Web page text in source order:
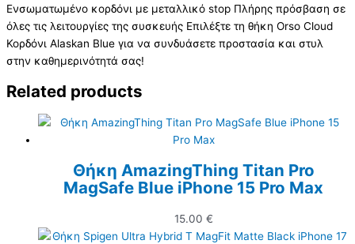
Ενσωματωμένο κορδόνι με μεταλλικό stop Πλήρης πρόσβαση σε
όλες τις λειτουργίες της συσκευής Επιλέξτε τη θήκη Orso Cloud
Κορδόνι Alaskan Blue για να συνδυάσετε προστασία και στυλ
στην καθημερινότητά σας!
Related products
Θήκη AmazingThing Titan Pro
MagSafe Blue iPhone 15 Pro Max
15.00 €